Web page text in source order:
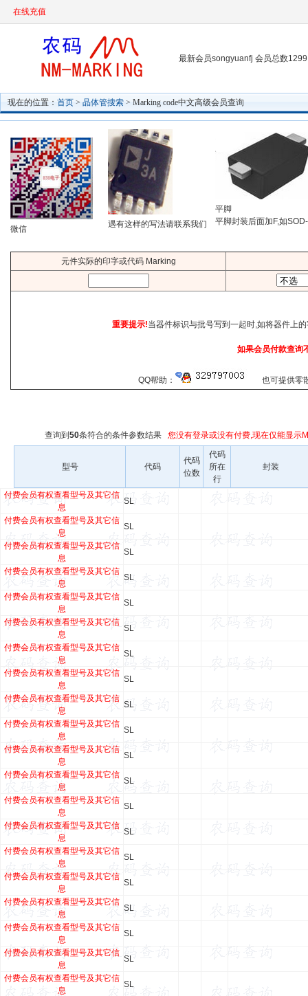
在线充值
最新会员songyuanfj 会员总数1299
现在的位置： 首页 > 晶体管搜索 > Marking code中文高级会员查询
微信 遇有这样的写法请联系我们
平脚
平脚封装后面加F,如
元件实际的印字或代码 Marking
重要提示!当器件标识与批号写到一起时,如将器件上
如果会员付款查询
QQ帮助： 也可提供零
查询到 50条符合的条件参数结果 您没有登录或没有付费,现在仅能显示
型号 代码
代码
位数
代码
所在
行
封装
付费会员有权查看型号及其它信
息
SL
付费会员有权查看型号及其它信
息
SL
付费会员有权查看型号及其它信
息
SL
付费会员有权查看型号及其它信
息
SL
付费会员有权查看型号及其它信
息
SL
付费会员有权查看型号及其它信
息
SL
付费会员有权查看型号及其它信
息
SL
付费会员有权查看型号及其它信
息
SL
付费会员有权查看型号及其它信
息
SL
付费会员有权查看型号及其它信
息
SL
付费会员有权查看型号及其它信
息
SL
付费会员有权查看型号及其它信
息
SL
付费会员有权查看型号及其它信
息
SL
付费会员有权查看型号及其它信
息
SL
付费会员有权查看型号及其它信
息
SL
付费会员有权查看型号及其它信
息
SL
付费会员有权查看型号及其它信
息
SL
付费会员有权查看型号及其它信
息
SL
付费会员有权查看型号及其它信
息
SL
付费会员有权查看型号及其它信
息
SL